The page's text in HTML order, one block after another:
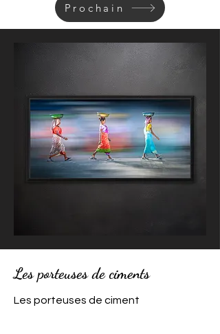
Prochain
Les porteuses de ciments
Les porteuses de ciment